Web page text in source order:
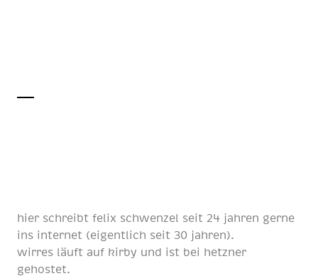
hier schreibt felix schwenzel seit 24 jahren gerne
ins internet (eigentlich seit 30 jahren).
wirres läuft auf kirby und ist bei hetzner
gehostet.